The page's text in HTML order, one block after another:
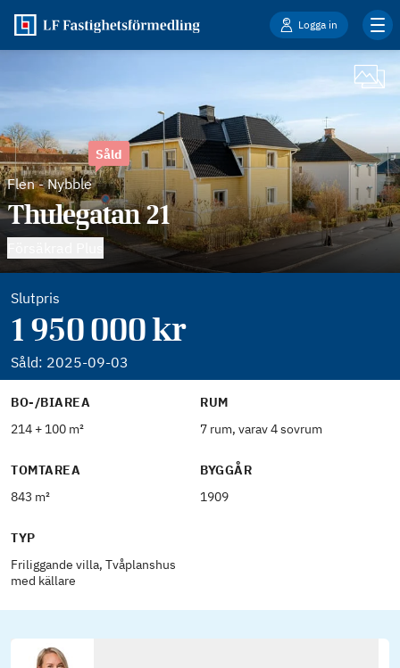
Logga in
Flen-Nybble
Såld
Thulegatan 21
Slutpris
1 950 000 kr
Såld: 2025-09-03
BO-/BIAREA
214 + 100 m²
RUM
7 rum, varav 4 sovrum
TOMTAREA
843 m²
BYGGÅR
1909
TYP
Friliggande villa, Tvåplanshus
med källare